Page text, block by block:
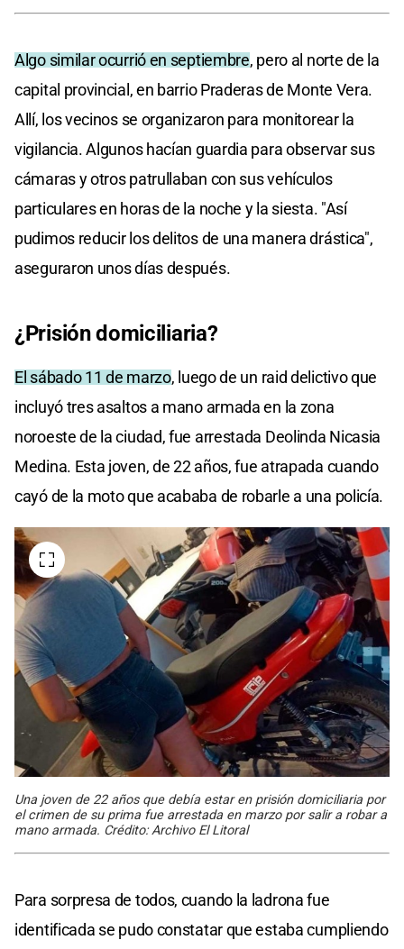
Algo similar ocurrió en septiembre, pero al norte de la
capital provincial, en barrio Praderas de Monte Vera.
Allí, los vecinos se organizaron para monitorear la
vigilancia. Algunos hacían guardia para observar sus
cámaras y otros patrullaban con sus vehículos
particulares en horas de la noche y la siesta. "Así
pudimos reducir los delitos de una manera drástica",
aseguraron unos días después.
¿Prisión domiciliaria?
El sábado 11 de marzo, luego de un raid delictivo que
incluyó tres asaltos a mano armada en la zona
noroeste de la ciudad, fue arrestada Deolinda Nicasia
Medina. Esta joven, de 22 años, fue atrapada cuando
cayó de la moto que acababa de robarle a una policía.
Una joven de 22 años que debía estar en prisión domiciliaria por
el crimen de su prima fue arrestada en marzo por salir a robar a
mano armada. Crédito: Archivo El Litoral
Para sorpresa de todos, cuando la ladrona fue
identificada se pudo constatar que estaba cumpliendo